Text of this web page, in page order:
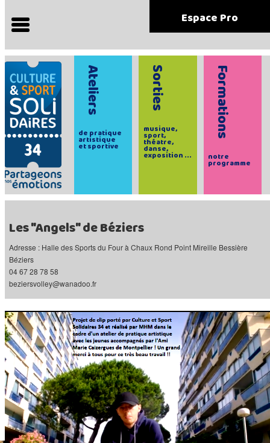
Espace Pro
Ateliers
de pratique
artistique
et sportive
Sorties
musique,
sport,
théatre,
danse,
exposition ...
Formations
notre
programme
Les "Angels" de Béziers
Adresse : Halle des Sports du Four à Chaux Rond Point Mireille Bessière
Béziers
04 67 28 78 58
beziersvolley@wanadoo.fr